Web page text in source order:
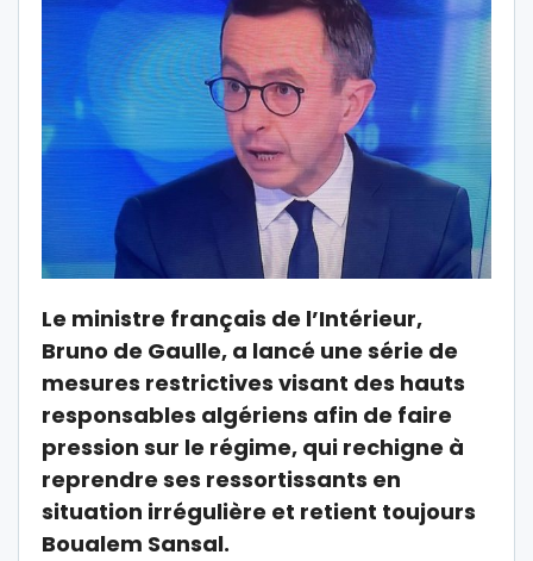
Le ministre français de l’Intérieur,
Bruno de Gaulle, a lancé une série de
mesures restrictives visant des hauts
responsables algériens afin de faire
pression sur le régime, qui rechigne à
reprendre ses ressortissants en
situation irrégulière et retient toujours
Boualem Sansal.